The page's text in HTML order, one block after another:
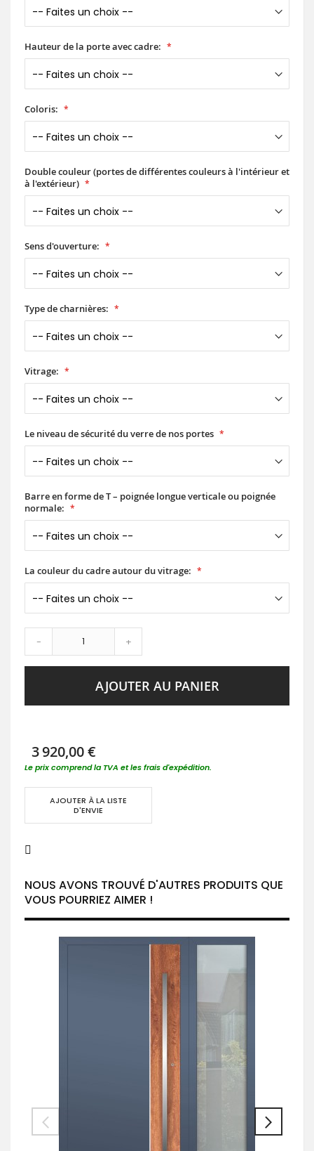
Hauteur de la porte avec cadre:
Coloris:
Double couleur (portes de différentes couleurs à l'intérieur et
à l'extérieur)
Sens d'ouverture:
Type de charnières:
Vitrage:
Le niveau de sécurité du verre de nos portes
Barre en forme de T – poignée longue verticale ou poignée
normale:
La couleur du cadre autour du vitrage:
- +
AJOUTER AU PANIER
3 920,00 €
Le prix comprend la TVA et les frais d'expédition.
AJOUTER À LA LISTE
D'ENVIE
NOUS AVONS TROUVÉ D'AUTRES PRODUITS QUE
VOUS POURRIEZ AIMER !